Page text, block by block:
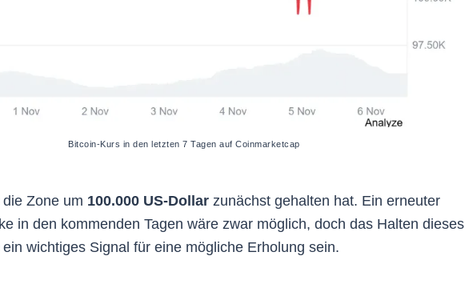
Bitcoin-Kurs in den letzten 7 Tagen auf Coinmarketcap
Zone um 100.000 US-Dollar zunächst gehalten hat. Ein erneuter
in den kommenden Tagen wäre zwar möglich, doch das Halten dieses
wichtiges Signal für eine mögliche Erholung sein.